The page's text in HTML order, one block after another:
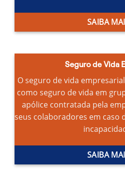
SAIBA
Seguro de Vida
O seguro de vida
como seguro de vida em
apólice contratada pela
seus colaboradores em caso
SAIBA